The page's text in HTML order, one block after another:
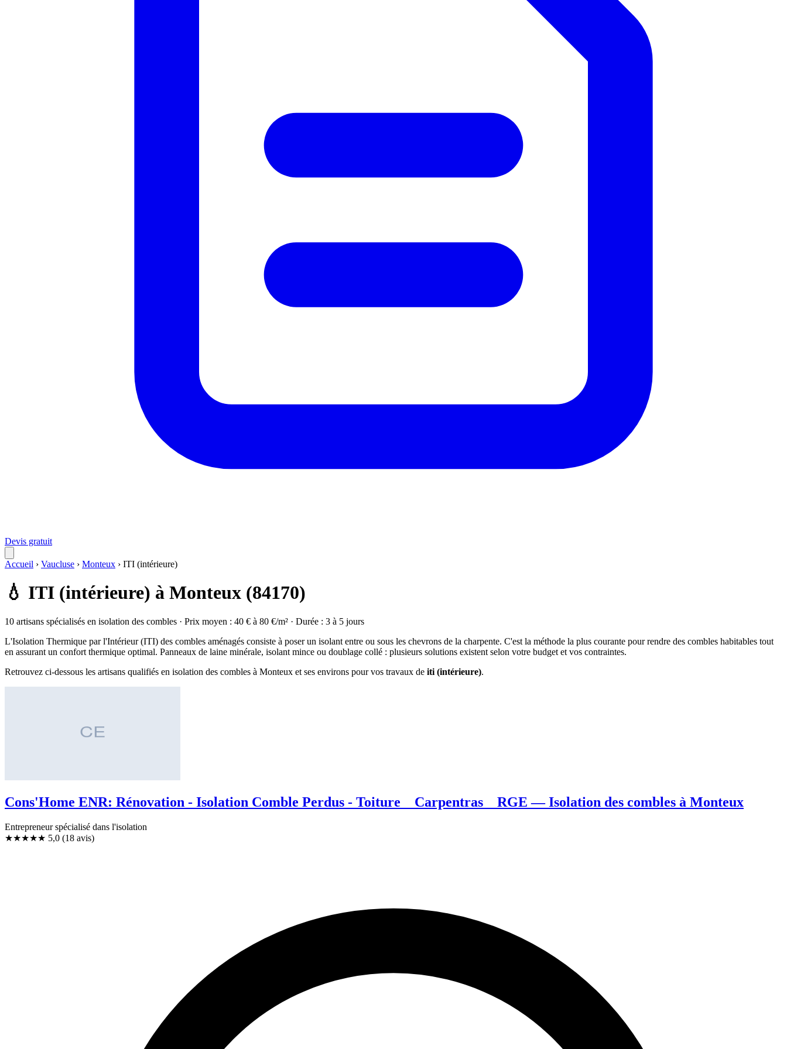
Devis gratuit
Accueil › Vaucluse › Monteux › ITI (intérieure)
💧 ITI (intérieure) à Monteux (84170)
10 artisans spécialisés en isolation des combles · Prix moyen : 40 € à 80 €/m² · Durée : 3 à 5 jours
L'Isolation Thermique par l'Intérieur (ITI) des combles aménagés consiste à poser un isolant entre ou sous les chevrons de la charpente. C'est la méthode la plus courante pour rendre des combles habitables tout
en assurant un confort thermique optimal. Panneaux de laine minérale, isolant mince ou doublage collé : plusieurs solutions existent selon votre budget et vos contraintes.
Retrouvez ci-dessous les artisans qualifiés en isolation des combles à Monteux et ses environs pour vos travaux de iti (intérieure).
Cons'Home ENR: Rénovation - Isolation Comble Perdus - Toiture _ Carpentras _ RGE — Isolation des combles à Monteux
Entrepreneur spécialisé dans l'isolation
★★★★★ 5,0 (18 avis)